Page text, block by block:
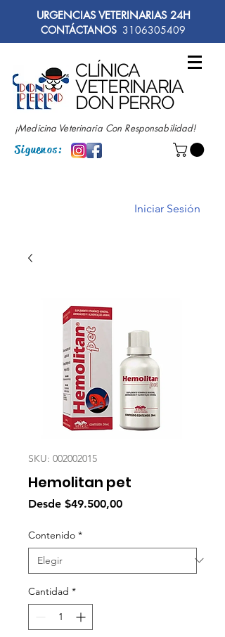
URGENCIAS VETERINARIAS 24H
CONTÁCTANOS 3106305409
CLÍNICA
VETERINARIA
DON PERRO
¡Medicina Veterinaria Con Responsabilidad!
Siguenos:
Iniciar Sesión
SKU: 002002015
Hemolitan pet
Desde $49.500,00Precio
Contenido *
Cantidad *